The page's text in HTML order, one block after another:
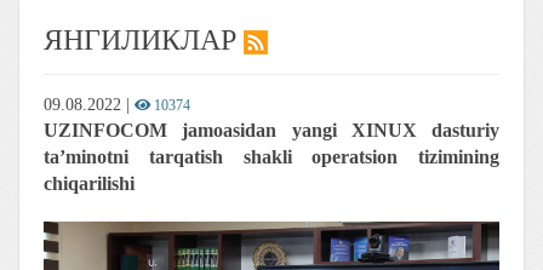
ЯНГИЛИКЛАР
09.08.2022 10374
UZINFOCOM jamoasidan yangi XINUX dasturiy
ta’minotni tarqatish shakli operatsion tizimining
chiqarilishi